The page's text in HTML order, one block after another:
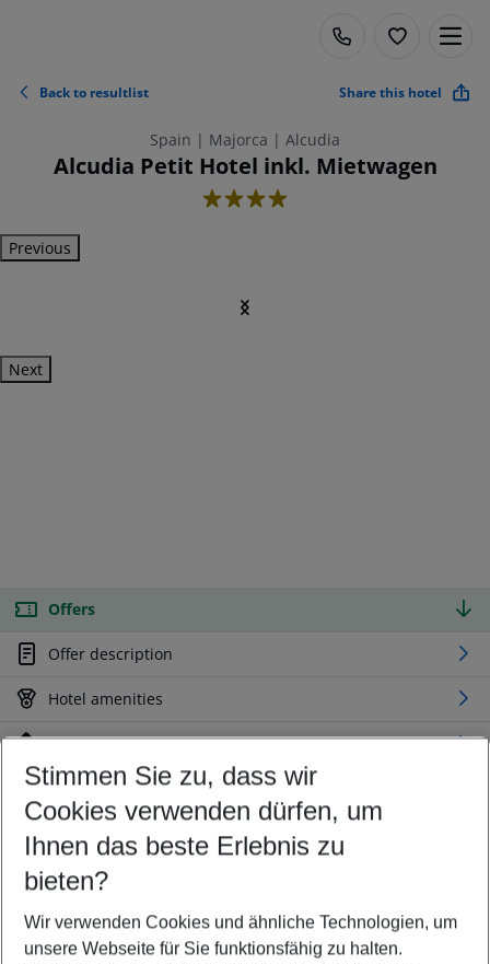
Back to resultlist Share this hotel
Spain | Majorca | Alcudia
Alcudia Petit Hotel inkl. Mietwagen
4
Previous
Next
Offers
Offer description
Hotel amenities
Location
Customize your offer
Find the perfect deal which suits your best
Your departure airport
Any airport
Select your date range
08/08/26–06/08/27 5-8 nights
Stimmen Sie zu, dass wir
Cookies verwenden dürfen, um
Ihnen das beste Erlebnis zu
bieten?
Wir verwenden Cookies und ähnliche Technologien, um
unsere Webseite für Sie funktionsfähig zu halten.